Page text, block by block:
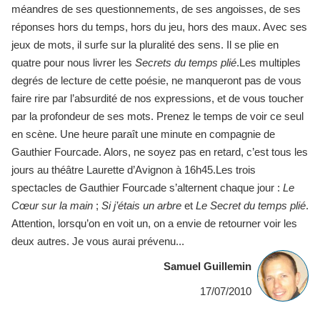
méandres de ses questionnements, de ses angoisses, de ses
réponses hors du temps, hors du jeu, hors des maux. Avec ses
jeux de mots, il surfe sur la pluralité des sens. Il se plie en
quatre pour nous livrer les Secrets du temps plié.Les multiples
degrés de lecture de cette poésie, ne manqueront pas de vous
faire rire par l’absurdité de nos expressions, et de vous toucher
par la profondeur de ses mots. Prenez le temps de voir ce seul
en scène. Une heure paraît une minute en compagnie de
Gauthier Fourcade. Alors, ne soyez pas en retard, c’est tous les
jours au théâtre Laurette d’Avignon à 16h45.Les trois
spectacles de Gauthier Fourcade s’alternent chaque jour : Le
Cœur sur la main ; Si j’étais un arbre et Le Secret du temps plié.
Attention, lorsqu’on en voit un, on a envie de retourner voir les
deux autres. Je vous aurai prévenu...
Samuel Guillemin
17/07/2010